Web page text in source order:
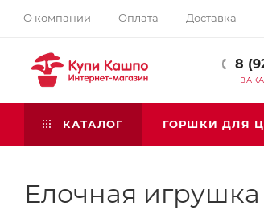
О компании Оплата Доставка
8
КАТАЛОГ ГОРШКИ ДЛЯ
Елочная